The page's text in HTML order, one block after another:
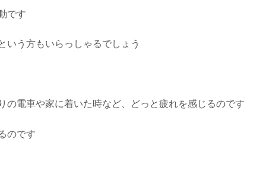
です
いう方もいらっしゃるでしょう
電車や家に着いた時など、どっと疲れを感じるのです
のです